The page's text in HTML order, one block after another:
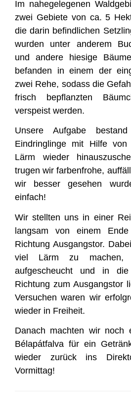
Im nahegelegenen
zwei Gebiete von ca. 5
die darin befindlichen
wurden unter anderem
und andere hiesige
befanden in einem der
zwei Rehe, sodass die
frisch bepflanzten
verspeist werden.
Unsere Aufgabe
Eindringlinge mit Hilfe
Lärm wieder
trugen wir farbenfrohe,
wir besser gesehen
einfach!
Wir stellten uns in einer
langsam von einem
Richtung Ausgangstor.
viel Lärm zu machen,
aufgescheucht und in die
Richtung zum Ausgangstor
Versuchen waren wir
wieder in Freiheit.
Danach machten wir noch
Bélapátfalva für ein
wieder zurück ins
Vormittag!